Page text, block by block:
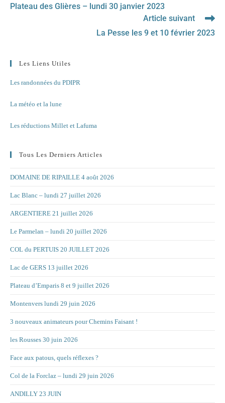
articles
Plateau des Glières – lundi 30 janvier 2023
Article suivant
La Pesse les 9 et 10 février 2023
Les Liens Utiles
Les randonnées du PDIPR
La météo et la lune
Les réductions Millet et Lafuma
Tous Les Derniers Articles
DOMAINE DE RIPAILLE 4 août 2026
Lac Blanc – lundi 27 juillet 2026
ARGENTIERE 21 juillet 2026
Le Parmelan – lundi 20 juillet 2026
COL du PERTUIS 20 JUILLET 2026
Lac de GERS 13 juillet 2026
Plateau d’Emparis 8 et 9 juillet 2026
Montenvers lundi 29 juin 2026
3 nouveaux animateurs pour Chemins Faisant !
les Rousses 30 juin 2026
Face aux patous, quels réflexes ?
Col de la Forclaz – lundi 29 juin 2026
ANDILLY 23 JUIN